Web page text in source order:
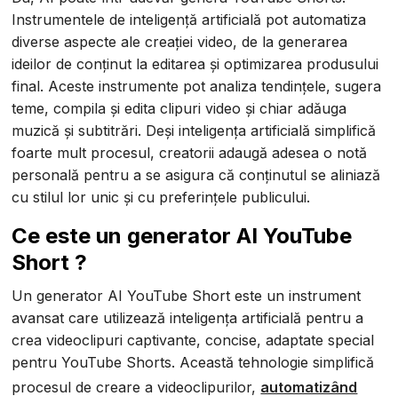
Instrumentele de inteligență artificială pot automatiza
diverse aspecte ale creației video, de la generarea
ideilor de conținut la editarea și optimizarea produsului
final. Aceste instrumente pot analiza tendințele, sugera
teme, compila și edita clipuri video și chiar adăuga
muzică și subtitrări. Deși inteligența artificială simplifică
foarte mult procesul, creatorii adaugă adesea o notă
personală pentru a se asigura că conținutul se aliniază
cu stilul lor unic și cu preferințele publicului.
Ce este un generator AI YouTube
Short ?
Un generator AI YouTube Short este un instrument
avansat care utilizează inteligența artificială pentru a
crea videoclipuri captivante, concise, adaptate special
pentru YouTube Shorts. Această tehnologie simplifică
procesul de creare a videoclipurilor, automatizând